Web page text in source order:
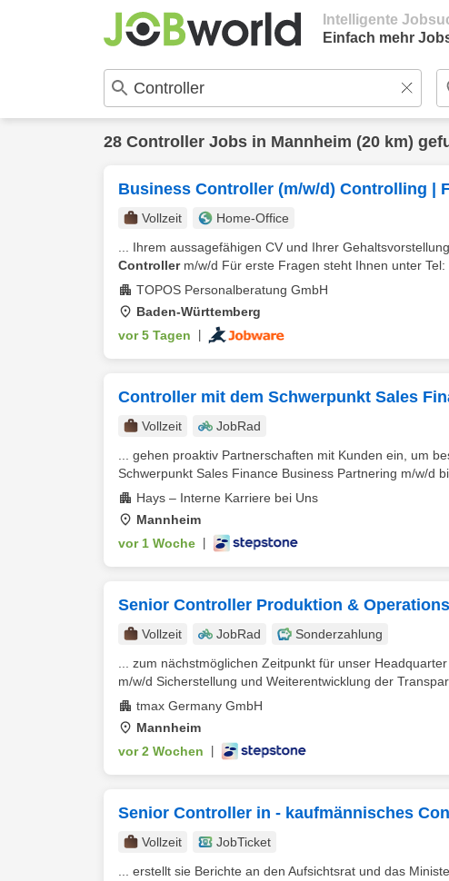
Intelligente
Einfach mehr
28 Controller Jobs in Mannheim (20 km)
Business Controller (m/w/d) Controlling |
Vollzeit
Home-Office
... Ihrem aussagefähigen CV und Ihrer
Controllerm/w/d Für erste Fragen steht Ihnen unter Tel:
TOPOS Personalberatung GmbH
Baden-Württemberg
vor 5 Tagen
Controller mit dem Schwerpunkt Sales
Vollzeit
JobRad
... gehen proaktiv Partnerschaften mit Kunden ein, um
Schwerpunkt Sales Finance Business Partnering m/w/d
Hays – Interne Karriere bei Uns
Mannheim
vor 1 Woche
Senior Controller Produktion &
Vollzeit JobRad
Sonderzahlung
... zum nächstmöglichen Zeitpunkt für unser
m⁠/⁠w⁠/⁠d Sicherstellung und Weiterentwicklung der
tmax Germany GmbH
Mannheim
vor 2 Wochen
Senior Controller in - kaufmännisches
Vollzeit
JobTicket
... erstellt sie Berichte an den Aufsichtsrat und das